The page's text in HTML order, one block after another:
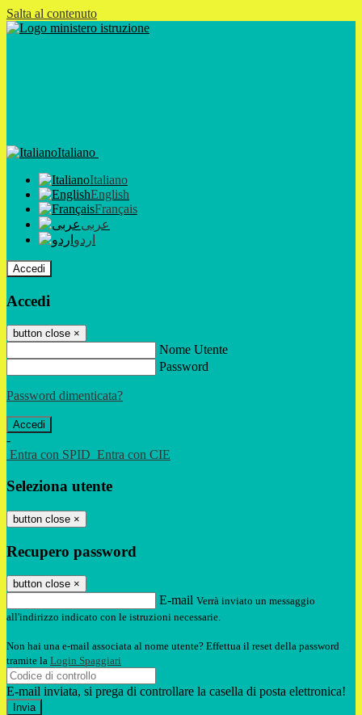
Salta al contenuto
Italiano
Italiano
English
Français
عربى
اردو
Accedi
Accedi
button close ×
Nome Utente
Password
Password dimenticata?
-
Entra con SPID Entra con CIE
Seleziona utente
button close ×
Recupero password
button close ×
E-mail Verrà inviato un messaggio
all'indirizzo indicato con le istruzioni necessarie.
Non hai una e-mail associata al nome utente? Effettua il reset della password
tramite la Login Spaggiari
E-mail inviata, si prega di controllare la casella di posta elettronica!